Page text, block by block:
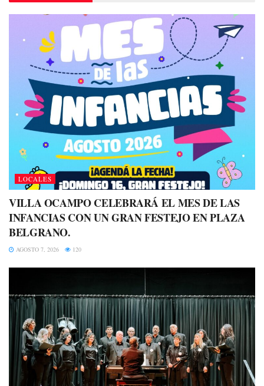
LOCALES
VILLA OCAMPO CELEBRARÁ EL MES DE LAS
INFANCIAS CON UN GRAN FESTEJO EN PLAZA
BELGRANO.
AGOSTO 7, 2026 120